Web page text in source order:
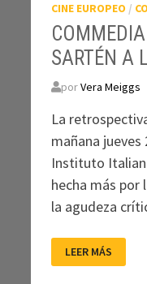
CINE EUROPEO /
SARTÉN A
porVera Meiggs
La
mañana
Instituto
hecha más por
la agudeza
COMMEDIA
ALL’
ITALIANA:
LEER MÁS